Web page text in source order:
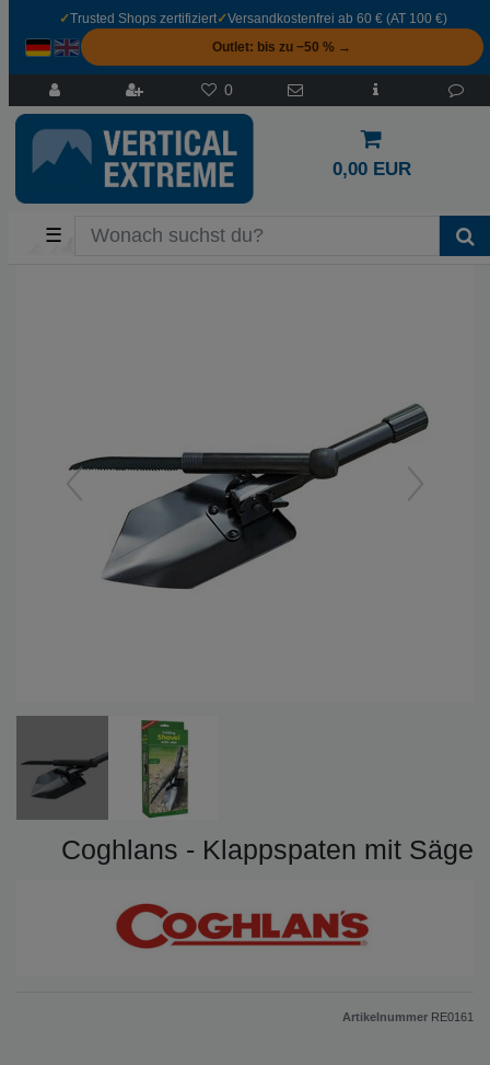
✓Trusted Shops zertifiziert✓Versandkostenfrei ab 60 € (AT 100 €)
Outlet: bis zu −50 % →
0
0,00 EUR
☰
Coghlans - Klappspaten mit Säge
Artikelnummer RE0161